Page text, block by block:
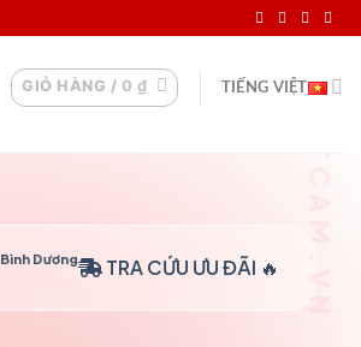
GIỎ HÀNG / 0 ₫ TIẾNG VIỆT
Bình Dương TRA CỨU ƯU ĐÃI 🔥